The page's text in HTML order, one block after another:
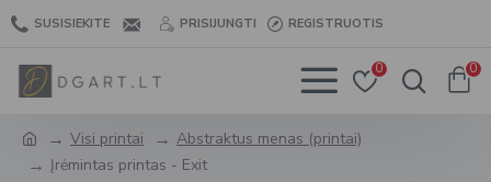
SUSISIEKITE PRISIJUNGTI REGISTRUOTIS
0 0
Visi printai
Abstraktus menas (printai)
Įrėmintas printas - Exit